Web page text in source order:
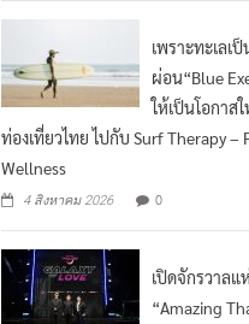
เพราะทะเลเ
ผ่อน“Blue
ให้เป็นโอกาส
ท่องเที่ยวไทย ไปกับ Surf Therapy –
Wellness
4 สิงหาคม 2026 0
เปิดจักรวาลแ
“Amazing